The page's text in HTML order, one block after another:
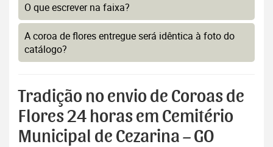
O que escrever na faixa?
A coroa de flores entregue será idêntica à foto do
catálogo?
Tradição no envio de Coroas de
Flores 24 horas em Cemitério
Municipal de Cezarina – GO